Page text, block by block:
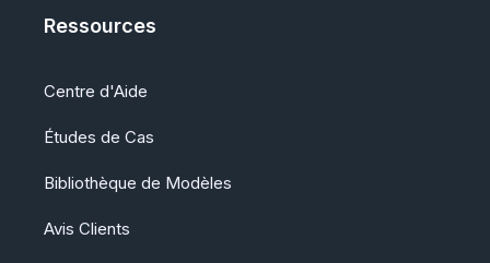
Ressources
Centre d'Aide
Études de Cas
Bibliothèque de Modèles
Avis Clients